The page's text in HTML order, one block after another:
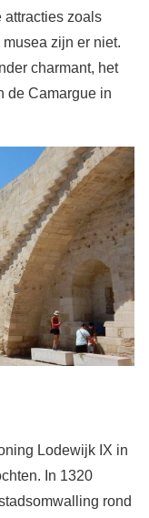
attracties zoals
zijn er niet.
charmant, het
de Camargue in
Lodewijk IX in
In 1320
rond